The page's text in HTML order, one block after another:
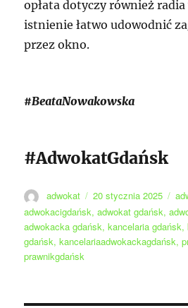
opłata dotyczy również radia
istnienie łatwo udowodnić
przez okno.
#BeataNowakowska
#AdwokatGdańsk
Autor
adwokat
Data
publikacji
20 stycznia 2025
adwokacigdańsk,adwokat gdańsk,
adwokacka gdańsk,kancelaria gdańsk,
gdańsk,kancelariaadwokackagdańsk,
prawnikgdańsk